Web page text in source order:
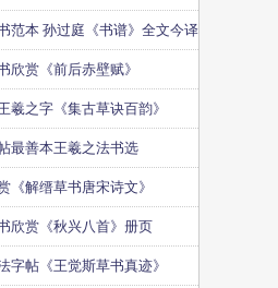
范本 孙过庭《书谱》全文今译
欣赏《前后赤壁赋》
羲之字《集古草诀百韵》
最善本王羲之法书选
《解缙草书唐宋诗文》
欣赏《秋兴八首》册页
字帖《王觉斯草书真迹》